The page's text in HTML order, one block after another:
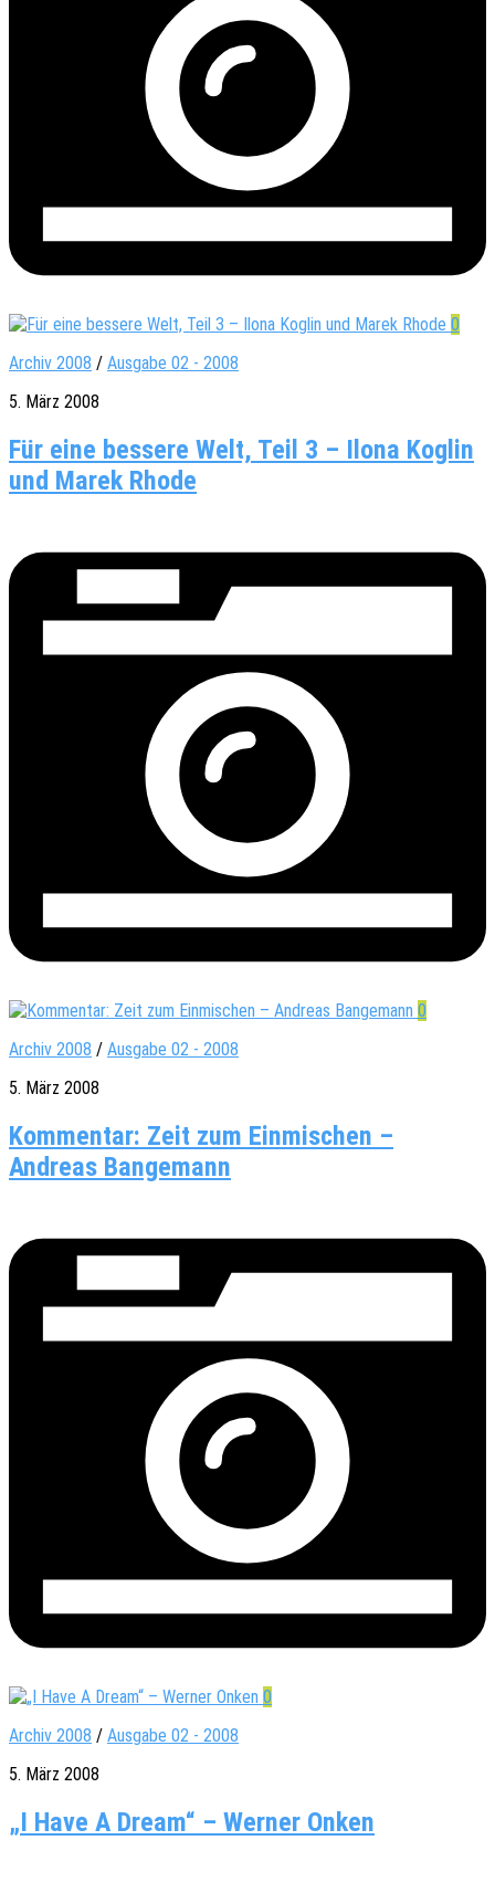
0
Archiv 2008 / Ausgabe 02 - 2008
5. März 2008
Für eine bessere Welt, Teil 3 – Ilona Koglin
und Marek Rhode
0
Archiv 2008 / Ausgabe 02 - 2008
5. März 2008
Kommentar: Zeit zum Einmischen –
Andreas Bangemann
0
Archiv 2008 / Ausgabe 02 - 2008
5. März 2008
„I Have A Dream“ – Werner Onken